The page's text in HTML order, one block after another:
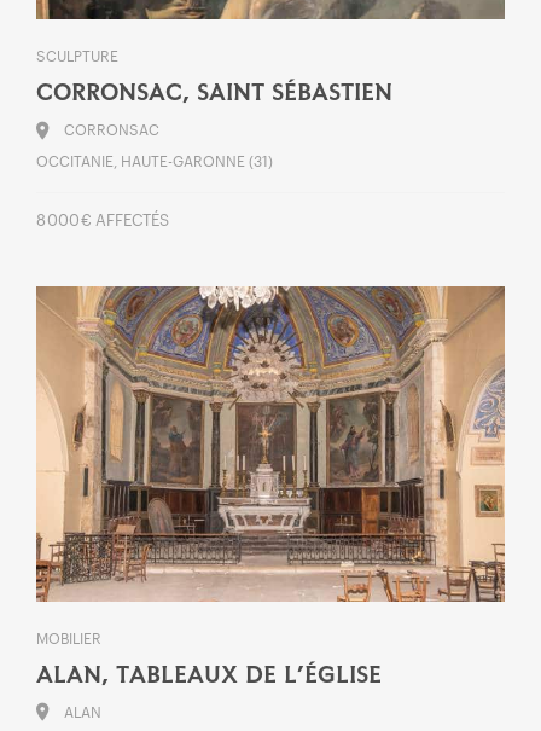
SCULPTURE
CORRONSAC, SAINT SÉBASTIEN
CORRONSAC
OCCITANIE, HAUTE-GARONNE (31)
8 000 € AFFECTÉS
MOBILIER
ALAN, TABLEAUX DE L’ÉGLISE
ALAN